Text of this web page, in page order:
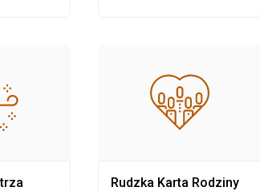
Rudzka Karta Rodziny